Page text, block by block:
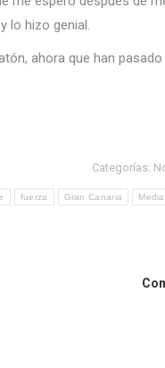
lo hizo genial.
ahora que han
Categorías:
fuerza Gran Canaria